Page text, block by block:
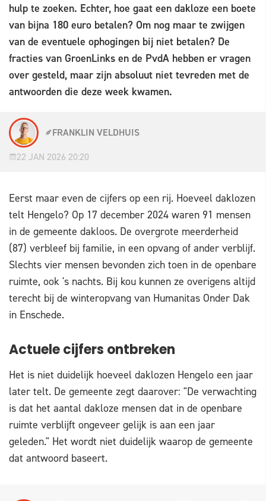
hulp te zoeken. Echter, hoe gaat een dakloze een boete
van bijna 180 euro betalen? Om nog maar te zwijgen
van de eventuele ophogingen bij niet betalen? De
fracties van GroenLinks en de PvdA hebben er vragen
over gesteld, maar zijn absoluut niet tevreden met de
antwoorden die deze week kwamen.
FRANKLIN VELDHUIS
22 JAN 2026 20:20
Eerst maar even de cijfers op een rij. Hoeveel daklozen
telt Hengelo? Op 17 december 2024 waren 91 mensen
in de gemeente dakloos. De overgrote meerderheid
(87) verbleef bij familie, in een opvang of ander verblijf.
Slechts vier mensen bevonden zich toen in de openbare
ruimte, ook 's nachts. Bij kou kunnen ze overigens altijd
terecht bij de winteropvang van Humanitas Onder Dak
in Enschede.
Actuele cijfers ontbreken
Het is niet duidelijk hoeveel daklozen Hengelo een jaar
later telt. De gemeente zegt daarover: "De verwachting
is dat het aantal dakloze mensen dat in de openbare
ruimte verblijft ongeveer gelijk is aan een jaar
geleden." Het wordt niet duidelijk waarop de gemeente
dat antwoord baseert.